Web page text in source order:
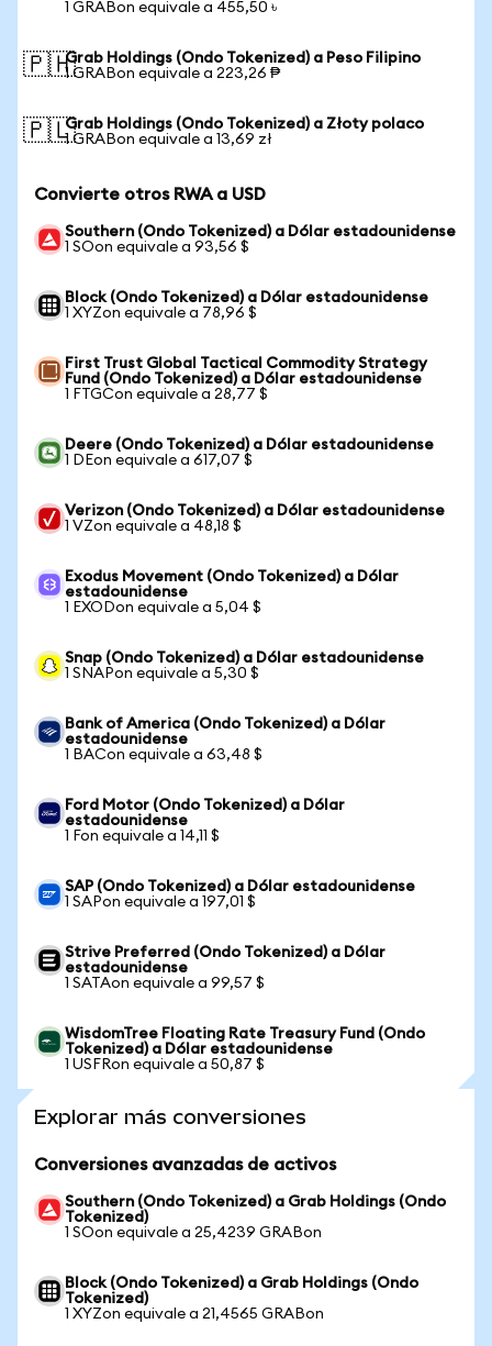
1 GRABon equivale a 455,50 ৳
🇵🇭Grab Holdings (Ondo Tokenized) a Peso Filipino
1 GRABon equivale a 223,26 ₱
🇵🇱Grab Holdings (Ondo Tokenized) a Złoty polaco
1 GRABon equivale a 13,69 zł
Convierte otros RWA a USD
Southern (Ondo Tokenized) a Dólar estadounidense
1 SOon equivale a 93,56 $
Block (Ondo Tokenized) a Dólar estadounidense
1 XYZon equivale a 78,96 $
First Trust Global Tactical Commodity Strategy
Fund (Ondo Tokenized) a Dólar estadounidense
1 FTGCon equivale a 28,77 $
Deere (Ondo Tokenized) a Dólar estadounidense
1 DEon equivale a 617,07 $
Verizon (Ondo Tokenized) a Dólar estadounidense
1 VZon equivale a 48,18 $
Exodus Movement (Ondo Tokenized) a Dólar
estadounidense
1 EXODon equivale a 5,04 $
Snap (Ondo Tokenized) a Dólar estadounidense
1 SNAPon equivale a 5,30 $
Bank of America (Ondo Tokenized) a Dólar
estadounidense
1 BACon equivale a 63,48 $
Ford Motor (Ondo Tokenized) a Dólar
estadounidense
1 Fon equivale a 14,11 $
SAP (Ondo Tokenized) a Dólar estadounidense
1 SAPon equivale a 197,01 $
Strive Preferred (Ondo Tokenized) a Dólar
estadounidense
1 SATAon equivale a 99,57 $
WisdomTree Floating Rate Treasury Fund (Ondo
Tokenized) a Dólar estadounidense
1 USFRon equivale a 50,87 $
Explorar más conversiones
Conversiones avanzadas de activos
Southern (Ondo Tokenized) a Grab Holdings (Ondo
Tokenized)
1 SOon equivale a 25,4239 GRABon
Block (Ondo Tokenized) a Grab Holdings (Ondo
Tokenized)
1 XYZon equivale a 21,4565 GRABon